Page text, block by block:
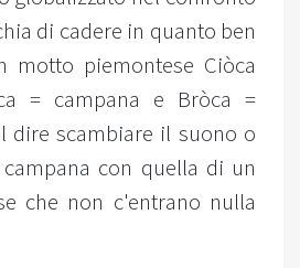
di cadere in quanto ben
motto piemontese Ciòca
= campana e Bròca =
dire scambiare il suono o
con quella di un
che non c'entrano nulla